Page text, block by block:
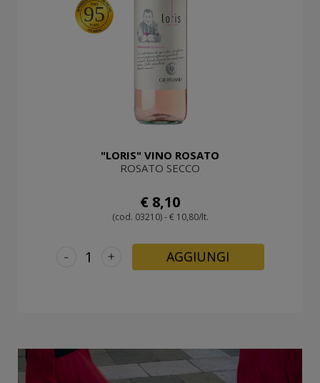
95
"LORIS" VINO ROSATO
ROSATO SECCO
€ 8,10
(cod. 03210) - € 10,80/lt.
+
- AGGIUNGI